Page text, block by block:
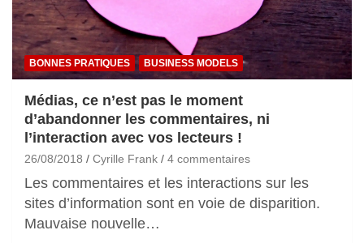
BONNES PRATIQUES BUSINESS MODELS
Médias, ce n’est pas le moment
d’abandonner les commentaires, ni
l’interaction avec vos lecteurs !
26/08/2018 Cyrille Frank 4 commentaires
Les commentaires et les interactions sur les
sites d’information sont en voie de disparition.
Mauvaise nouvelle…